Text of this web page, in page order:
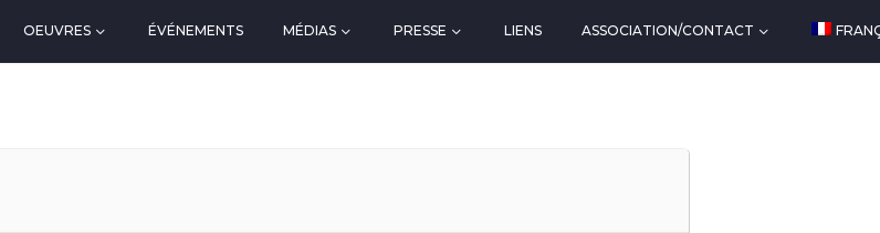
OEUVRES ÉVÉNEMENTS MÉDIAS PRESSE LIENS ASSOCIATION/CONTACT